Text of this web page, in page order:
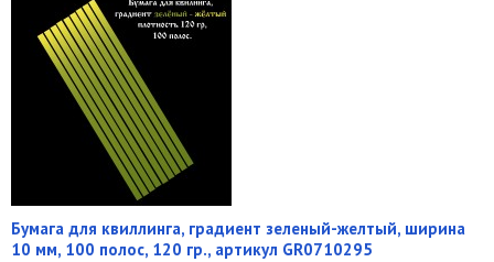
Бумага для квиллинга, градиент зеленый-желтый, ширина
10 мм, 100 полос, 120 гр., артикул GR0710295